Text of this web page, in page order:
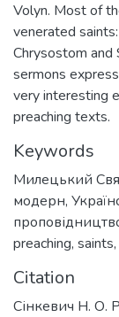
Volyn. Most of
venerated
Chrysostom and
sermons
very interesting
preaching texts.
Keywords
Милецький
модерн,
preaching, saints,
Citation
Сінкевич Н. О.